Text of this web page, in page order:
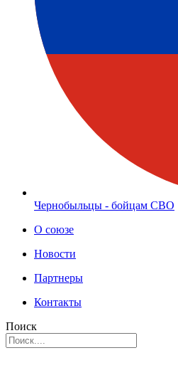
Чернобыльцы - бойцам СВО
О союзе
Новости
Партнеры
Контакты
Поиск